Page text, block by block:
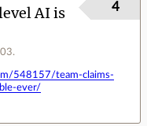
AI is
.
4
548157/team-claims-
ever/